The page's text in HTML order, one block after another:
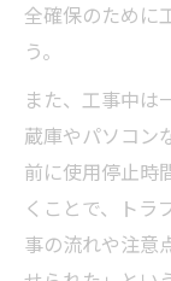
全確保のために
う。
また、工事中は
蔵庫やパソコン
前に使用停止時
くことで、トラ
事の流れや注意